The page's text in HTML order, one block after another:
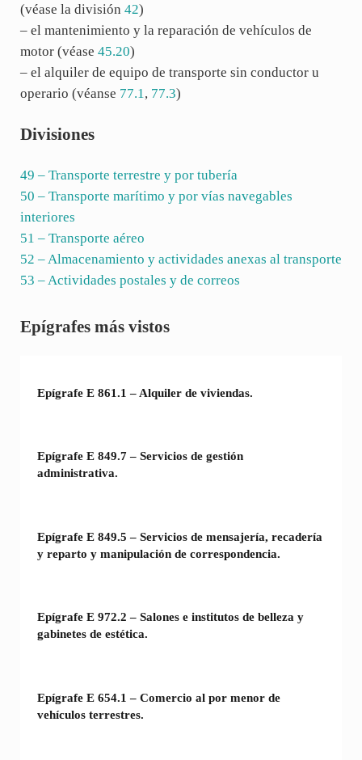
(véase la división 42)
– el mantenimiento y la reparación de vehículos de
motor (véase 45.20)
– el alquiler de equipo de transporte sin conductor u
operario (véanse 77.1, 77.3)
Divisiones
49 – Transporte terrestre y por tubería
50 – Transporte marítimo y por vías navegables
interiores
51 – Transporte aéreo
52 – Almacenamiento y actividades anexas al transporte
53 – Actividades postales y de correos
Sidebar
Epígrafes más vistos
Epígrafe E 861.1 – Alquiler de viviendas.
Epígrafe E 849.7 – Servicios de gestión
administrativa.
Epígrafe E 849.5 – Servicios de mensajería, recadería
y reparto y manipulación de correspondencia.
Epígrafe E 972.2 – Salones e institutos de belleza y
gabinetes de estética.
Epígrafe E 654.1 – Comercio al por menor de
vehículos terrestres.